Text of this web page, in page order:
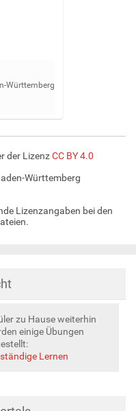
Württemberg
der LizenzCC BY 4.0
Württemberg
Lizenzangaben bei den
zu Hause weiterhin
einige Übungen
Lernen